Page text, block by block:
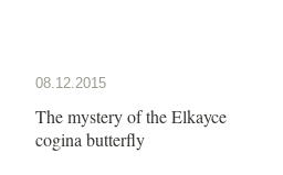
08.12.2015
The mystery of the Elkayce
cogina butterfly